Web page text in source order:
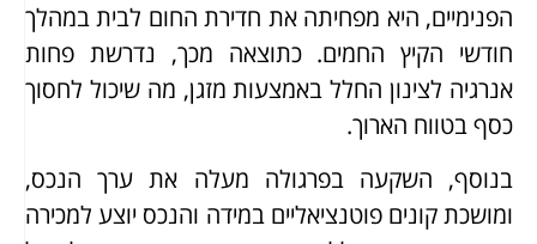
הפנימיים, היא מפחיתה את חדירת החום לבית במהלך
חודשי הקיץ החמים. כתוצאה מכך, נדרשת פחות
אנרגיה לצינון החלל באמצעות מזגן, מה שיכול לחסוך
כסף בטווח הארוך.
בנוסף, השקעה בפרגולה מעלה את ערך הנכס,
ומושכת קונים פוטנציאליים במידה והנכס יוצע למכירה